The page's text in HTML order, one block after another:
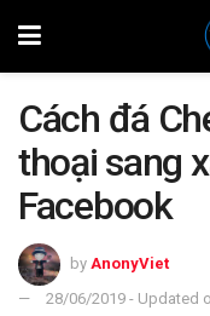
Cách đá
thoại sang
Facebook
by AnonyViet
28/06/2019 - Updated